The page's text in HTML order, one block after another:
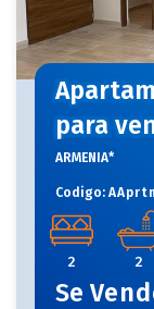
para
ARMENIA*
Codigo:
2 2
Se